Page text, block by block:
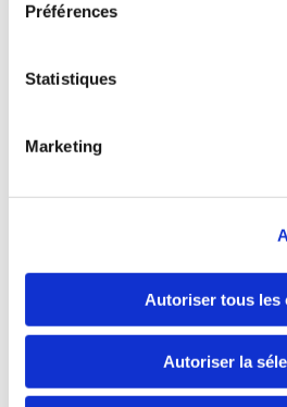
Préférences
Statistiques
Marketing
Autoriser tous les
Autoriser la
que les données obtenues
indiquées ici * *